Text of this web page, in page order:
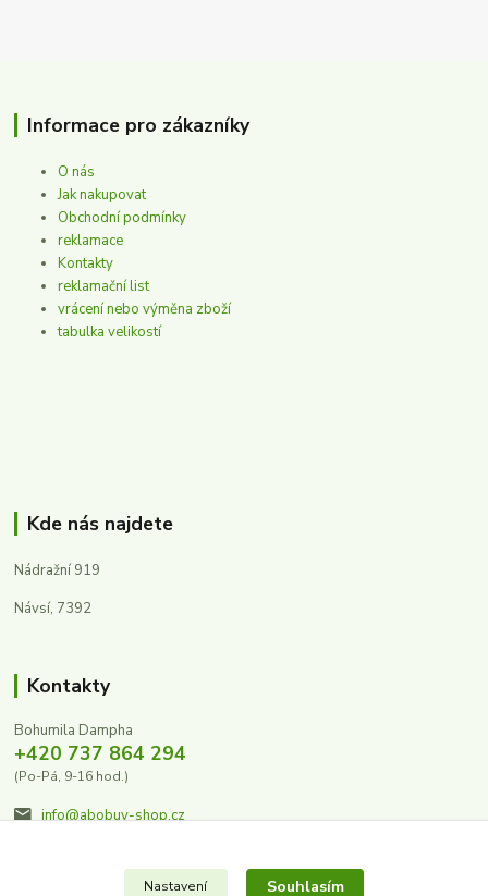
Informace pro zákazníky
O nás
Jak nakupovat
Obchodní podmínky
reklamace
Kontakty
reklamační list
vrácení nebo výměna zboží
tabulka velikostí
Kde nás najdete
Nádražní 919
Návsí, 7392
Kontakty
Bohumila Dampha
+420 737 864 294
(Po-Pá, 9-16 hod.)
info@abobuv-shop.cz
Nastavení Souhlasím